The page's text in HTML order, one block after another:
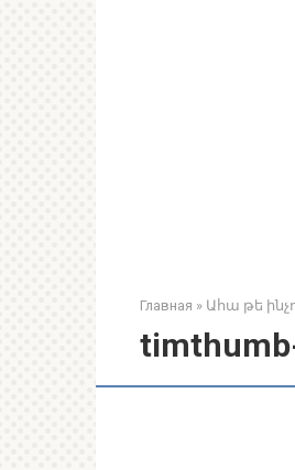
Главная » Ահա թե